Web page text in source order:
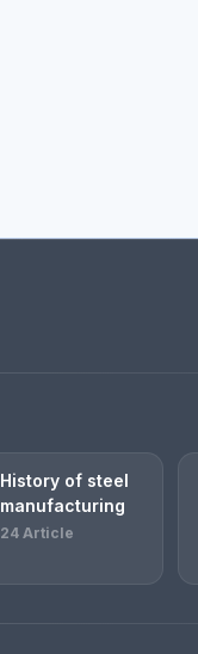
History of steel
manufacturing
24 Article